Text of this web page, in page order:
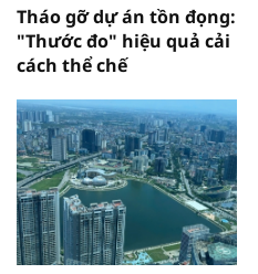
Tháo gỡ dự án tồn đọng:
"Thước đo" hiệu quả cải
cách thể chế